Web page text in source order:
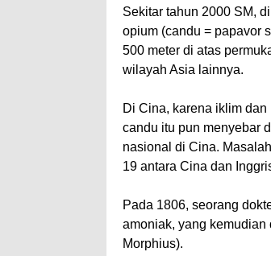
Sekitar tahun 2000 SM,
opium (candu = papavor
500 meter di atas
wilayah Asia lainnya.
Di Cina, karena iklim
candu itu pun menyebar
nasional di Cina.
19 antara Cina dan
Pada 1806, seorang
amoniak, yang
Morphius).